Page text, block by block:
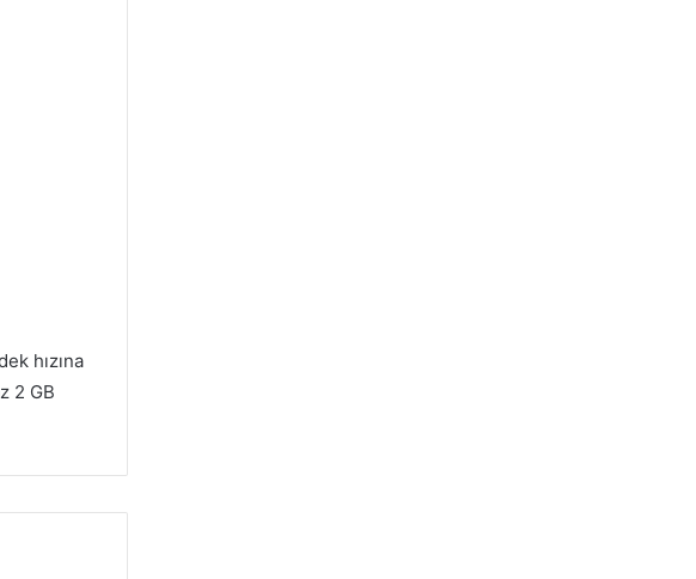
hızına
2 GB